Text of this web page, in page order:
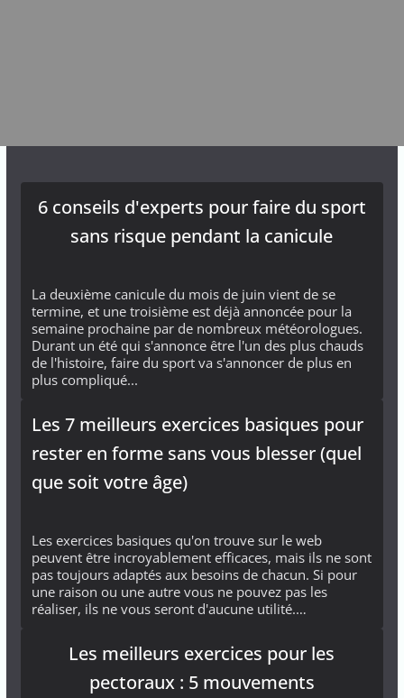
6 conseils d'experts pour faire du sport
sans risque pendant la canicule
La deuxième canicule du mois de juin vient de se
termine, et une troisième est déjà annoncée pour la
semaine prochaine par de nombreux météorologues.
Durant un été qui s'annonce être l'un des plus chauds
de l'histoire, faire du sport va s'annoncer de plus en
plus compliqué...
Les 7 meilleurs exercices basiques pour
rester en forme sans vous blesser (quel
que soit votre âge)
Les exercices basiques qu'on trouve sur le web
peuvent être incroyablement efficaces, mais ils ne sont
pas toujours adaptés aux besoins de chacun. Si pour
une raison ou une autre vous ne pouvez pas les
réaliser, ils ne vous seront d'aucune utilité.…
Les meilleurs exercices pour les
pectoraux : 5 mouvements